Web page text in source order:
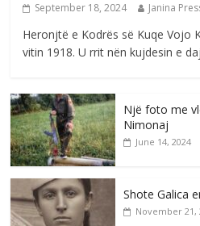
September 18, 2024 Janina
Heronjtë e Kodrës së Kuqe Vojo
vitin 1918. U rrit nën kujdesin e
Një foto me
Nimonaj
June 14, 2024
Shote Galica
November 21,